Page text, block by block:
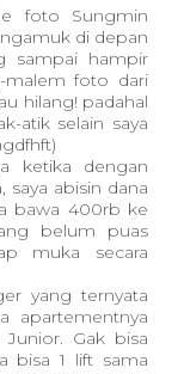
foto Sungmin
di depan
sampai hampir
malem foto dari
hilang! padahal
atik selain saya
ketika dengan
saya abisin dana
bawa 400rb ke
belum puas
muka secara
yang ternyata
apartementnya
Gak bisa
bisa 1 lift sama